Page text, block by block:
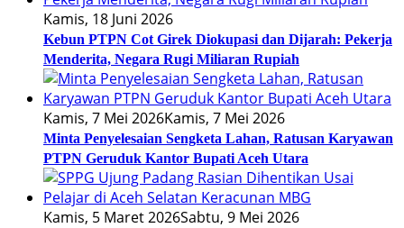
Kamis, 18 Juni 2026
Kebun PTPN Cot Girek Diokupasi dan Dijarah: Pekerja
Menderita, Negara Rugi Miliaran Rupiah
Kamis, 7 Mei 2026Kamis, 7 Mei 2026
Minta Penyelesaian Sengketa Lahan, Ratusan Karyawan
PTPN Geruduk Kantor Bupati Aceh Utara
Kamis, 5 Maret 2026Sabtu, 9 Mei 2026